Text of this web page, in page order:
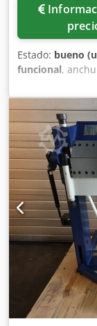
Información de
Estado: bueno
funcional,
operación
Credpfx Aozr
herramientas